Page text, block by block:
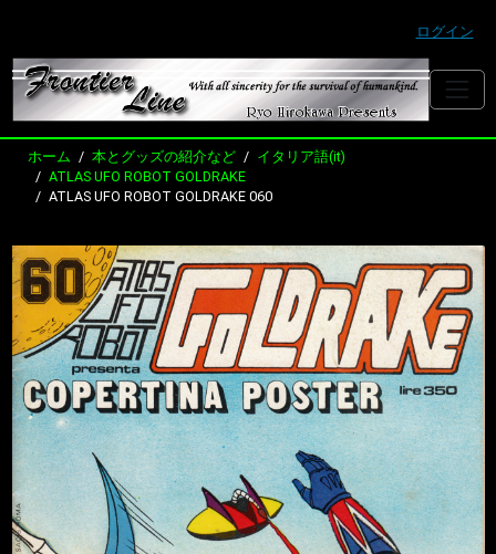
ログイン
ホーム 本とグッズの紹介など
イタリア語(it)
ATLAS UFO ROBOT GOLDRAKE
ATLAS UFO ROBOT GOLDRAKE 060